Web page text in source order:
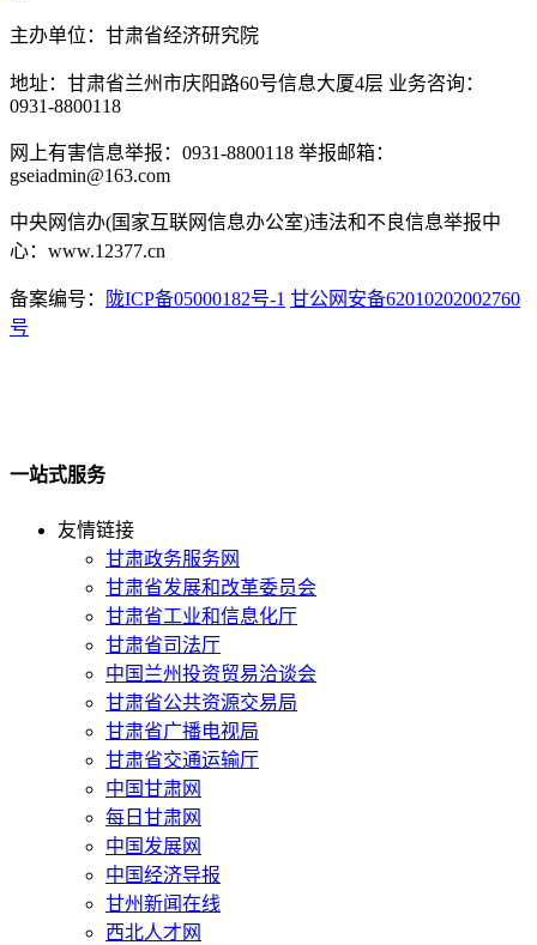
主办单位：甘肃省经济研究院
地址：甘肃省兰州市庆阳路60号信息大厦4层 业务咨询：
0931-8800118
网上有害信息举报：0931-8800118 举报邮箱：
gseiadmin@163.com
中央网信办(国家互联网信息办公室)违法和不良信息举报中
心：www.12377.cn
备案编号： 陇ICP备05000182号-1 甘公网安备62010202002760
号
一站式服务
友情链接
甘肃政务服务网
甘肃省发展和改革委员会
甘肃省工业和信息化厅
甘肃省司法厅
中国兰州投资贸易洽谈会
甘肃省公共资源交易局
甘肃省广播电视局
甘肃省交通运输厅
中国甘肃网
每日甘肃网
中国发展网
中国经济导报
甘州新闻在线
西北人才网